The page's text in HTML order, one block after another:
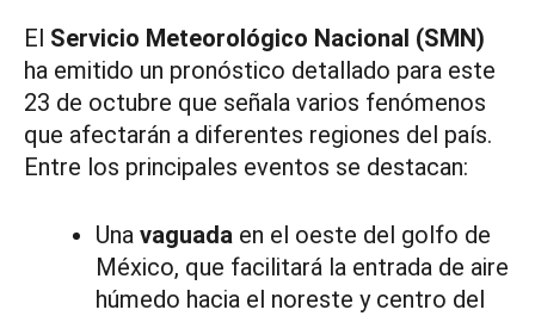
El Servicio Meteorológico Nacional (SMN)
ha emitido un pronóstico detallado para este
23 de octubre que señala varios fenómenos
que afectarán a diferentes regiones del país.
Entre los principales eventos se destacan:
Una vaguada en el oeste del golfo de
México, que facilitará la entrada de aire
húmedo hacia el noreste y centro del